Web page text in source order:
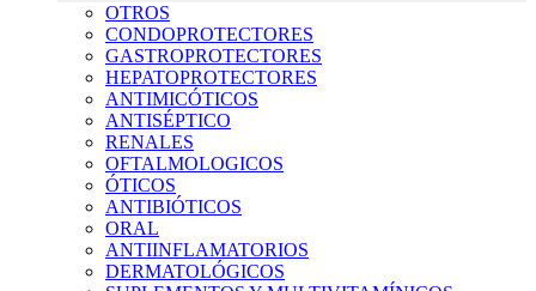
OTROS
CONDOPROTECTORES
GASTROPROTECTORES
HEPATOPROTECTORES
ANTIMICÓTICOS
ANTISÉPTICO
RENALES
OFTALMOLOGICOS
ÓTICOS
ANTIBIÓTICOS
ORAL
ANTIINFLAMATORIOS
DERMATOLÓGICOS